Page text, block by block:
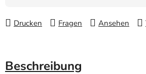
Drucken Fragen Ansehen
Beschreibung